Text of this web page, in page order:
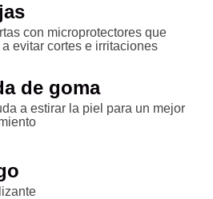
con microprotectores que
evitar cortes e irritaciones
de goma
a estirar la piel para un mejor